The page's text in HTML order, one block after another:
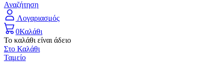
Αναζήτηση
Λογαριασμός
0Καλάθι
Το καλάθι είναι άδειο
Στο Καλάθι
Ταμείο